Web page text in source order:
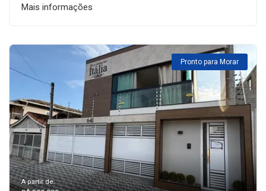
Mais informações
Pronto para Morar
A partir de: